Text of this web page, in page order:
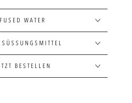
WATER
BESTELLEN